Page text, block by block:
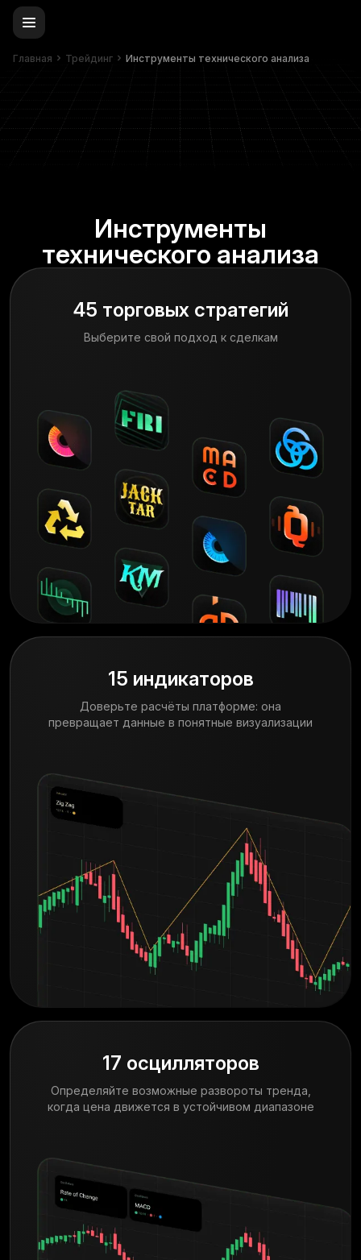
Главная Трейдинг Инструменты технического анализа
Инструменты
технического анализа
45 торговых стратегий
Выберите свой подход к сделкам
15 индикаторов
Доверьте расчёты платформе: она
превращает данные в понятные визуализации
17 осцилляторов
Определяйте возможные развороты тренда,
когда цена движется в устойчивом диапазоне